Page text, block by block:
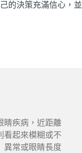
的決策充滿信心，並
睛疾病，近距離
看起來模糊或不
異常或眼睛長度